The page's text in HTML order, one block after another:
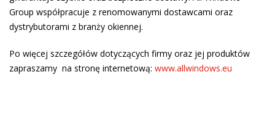
Group współpracuje z renomowanymi dostawcami oraz
dystrybutorami z branży okiennej.
Po więcej szczegółów dotyczących firmy oraz jej produktów
zapraszamy na stronę internetową: www.allwindows.eu